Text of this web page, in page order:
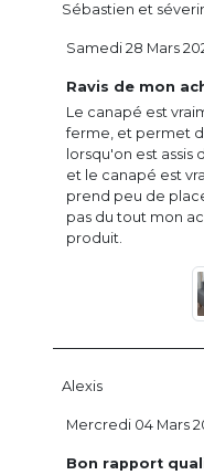
Sébastien et
Ravis de mon
Le canapé est
ferme, et permet
lorsqu'on est assis
et le canapé est
prend peu de
pas du tout mon
produit.
Samedi 28 Mars
Alexis
Bon rapport
Mercredi 04 Mars